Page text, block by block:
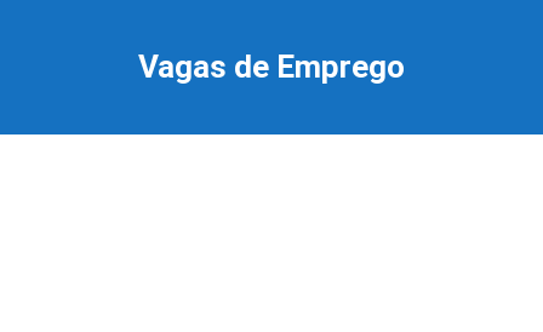
Vagas de Emprego